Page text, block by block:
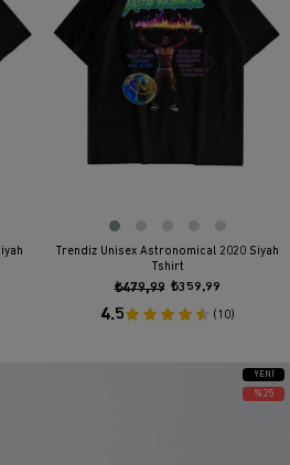
Trendiz Unisex Astronomical 2020 Siyah
Tshirt
₺359,99
₺479,99
4.5 (10)
YENI
ÜRÜN
%25